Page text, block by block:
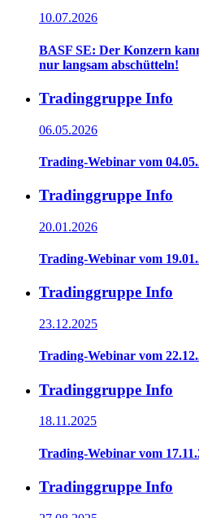
10.07.2026
BASF SE: Der Konzern
nur langsam abschütteln!
Tradinggruppe Info
06.05.2026
Trading-Webinar vom
Tradinggruppe Info
20.01.2026
Trading-Webinar vom
Tradinggruppe Info
23.12.2025
Trading-Webinar vom
Tradinggruppe Info
18.11.2025
Trading-Webinar vom
Tradinggruppe Info